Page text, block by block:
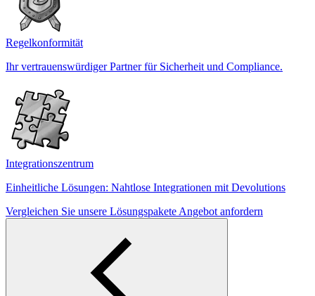
Regelkonformität
Ihr vertrauenswürdiger Partner für Sicherheit und Compliance.
Integrationszentrum
Einheitliche Lösungen: Nahtlose Integrationen mit Devolutions
Vergleichen Sie unsere Lösungspakete Angebot anfordern